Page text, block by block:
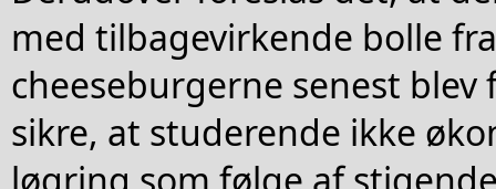
med tilbagevirkende bolle
cheeseburgerne senest
sikre, at studerende ikke
løgring som følge af